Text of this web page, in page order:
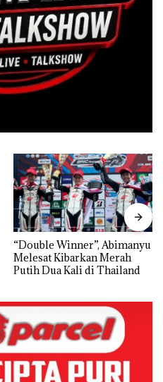
“Double Winner”, Abimanyu
Melesat Kibarkan Merah
Putih Dua Kali di Thailand